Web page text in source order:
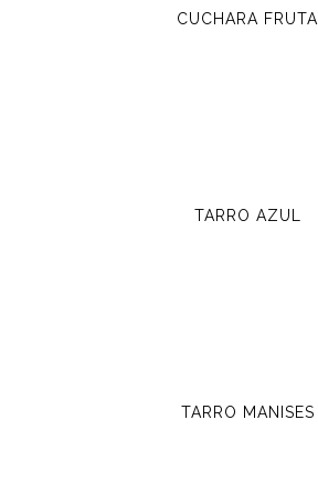
CUCHARA FRUTA
TARRO AZUL
TARRO MANISES